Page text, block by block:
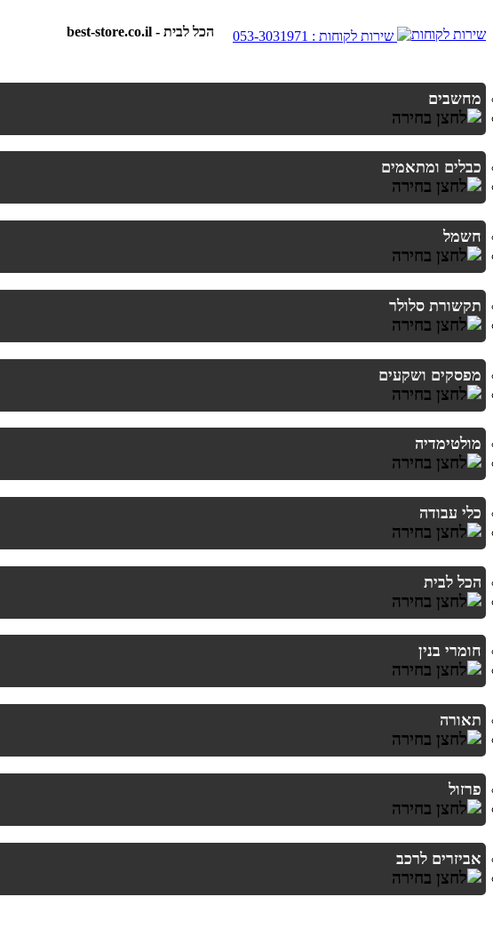
best-store.co.il - הכל לבית
מחשבים
כבלים ומתאמים
חשמל
תקשורת סלולר
מפסקים ושקעים
מולטימדיה
כלי עבודה
הכל לבית
חומרי בנין
תאורה
פרזול
אביזרים לרכב